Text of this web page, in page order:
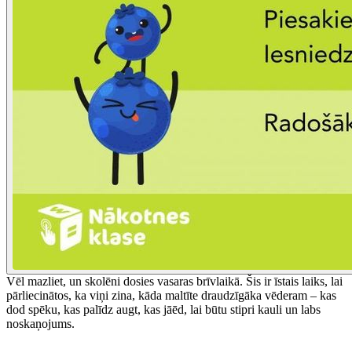
Vēl mazliet, un skolēni dosies vasaras brīvlaikā. Šis ir īstais laiks, lai
pārliecinātos, ka viņi zina, kāda maltīte draudzīgāka vēderam – kas
dod spēku, kas palīdz augt, kas jāēd, lai būtu stipri kauli un labs
noskaņojums.